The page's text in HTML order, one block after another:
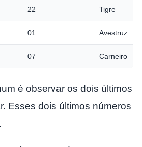
22 Tigre
01 Avestruz
07 Carneiro
é observar os dois últimos
Esses dois últimos números